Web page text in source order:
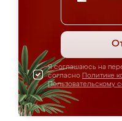
Я соглашаюсь на
согласно Политике
Пользовательскому